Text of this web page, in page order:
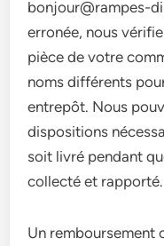
bonjour@rampes-
erronée, nous
pièce de votre
noms différents
entrepôt. Nous
dispositions
soit livré pendant
collecté et rapporté.
Un remboursement